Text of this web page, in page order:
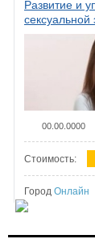
Развитие и
сексуальной
женщин
00.00.0000
Стоимость:
Город Онлайн